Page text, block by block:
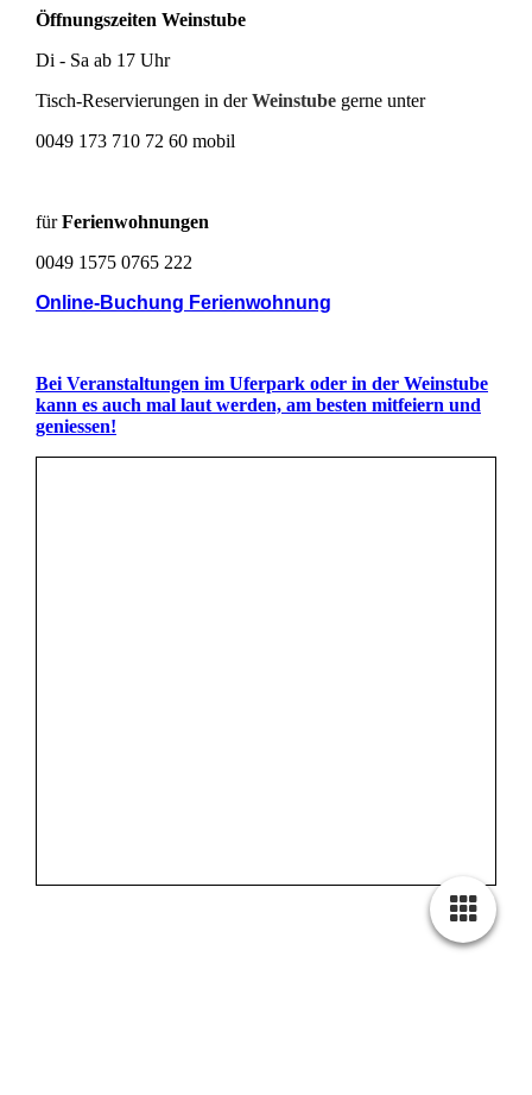
Öffnungszeiten Weinstube
Di - Sa ab 17 Uhr
Tisch-Reservierungen in derWeinstube gerne unter
0049 173 710 72 60 mobil
fürFerienwohnungen
0049 1575 0765 222
Online-Buchung Ferienwohnung
Bei Veranstaltungen im Uferpark oder in der Weinstube
kann es auch mal laut werden, am besten mitfeiern und
geniessen!